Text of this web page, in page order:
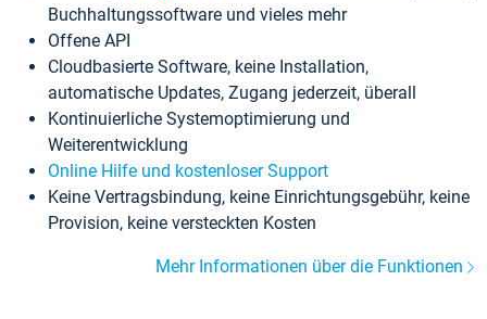
Buchhaltungssoftware und vieles mehr
Offene API
Cloudbasierte Software, keine Installation,
automatische Updates, Zugang jederzeit, überall
Kontinuierliche Systemoptimierung und
Weiterentwicklung
Online Hilfe und kostenloser Support
Keine Vertragsbindung, keine Einrichtungsgebühr, keine
Provision, keine versteckten Kosten
Mehr Informationen über die Funktionen